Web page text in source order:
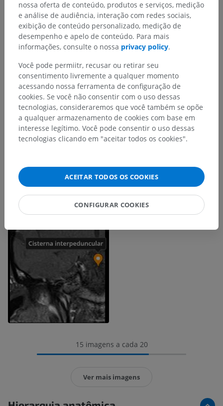
15 imagens a cada 20
Ver mais imagens
nossa oferta de conteúdo, produtos e serviços, medição
e análise de audiência, interação com redes sociais,
exibição de conteúdo personalizado, medição de
desempenho e apelo de conteúdo. Para mais
informações, consulte o nossa privacy policy.
Você pode permiitr, recusar ou retirar seu
consentimento livremente a qualquer momento
acessando nossa ferramenta de configuração de
cookies. Se você não consentir com o uso dessas
tecnologias, consideraremos que você também se opõe
a qualquer armazenamento de cookies com base em
interesse legítimo. Você pode consentir o uso dessas
tecnologias clicando em "aceitar todos os cookies".
ACEITAR TODOS OS COOKIES
CONFIGURAR COOKIES